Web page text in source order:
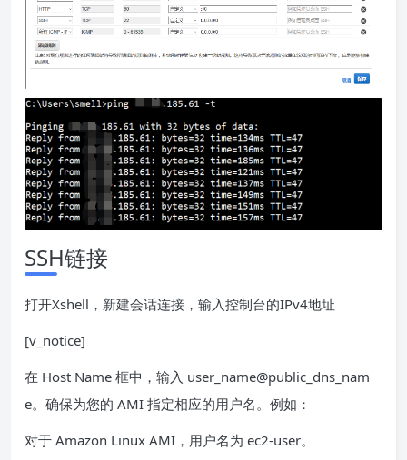
SSH链接
打开Xshell，新建会话连接，输入控制台的IPv4地址
[v_notice]
在 Host Name 框中，输入 user_name@public_dns_nam
e。确保为您的 AMI 指定相应的用户名。例如：
对于 Amazon Linux AMI，用户名为 ec2-user。